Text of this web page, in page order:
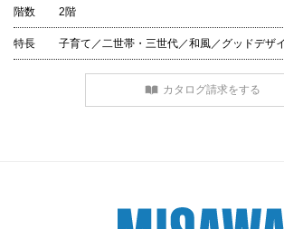
階数 2階
特長 子育て／二世帯・三世代／和風／グッドデザ
カタログ請求をする